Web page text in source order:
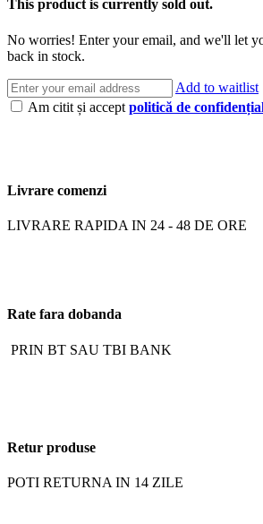
This product is currently sold out.
No worries! Enter your email, and we'll let
back in stock.
Add to waitlist
Am citit și accept politică de
Livrare comenzi
LIVRARE RAPIDA IN 24 - 48 DE ORE
Rate fara dobanda
PRIN BT SAU TBI BANK
Retur produse
POTI RETURNA IN 14 ZILE